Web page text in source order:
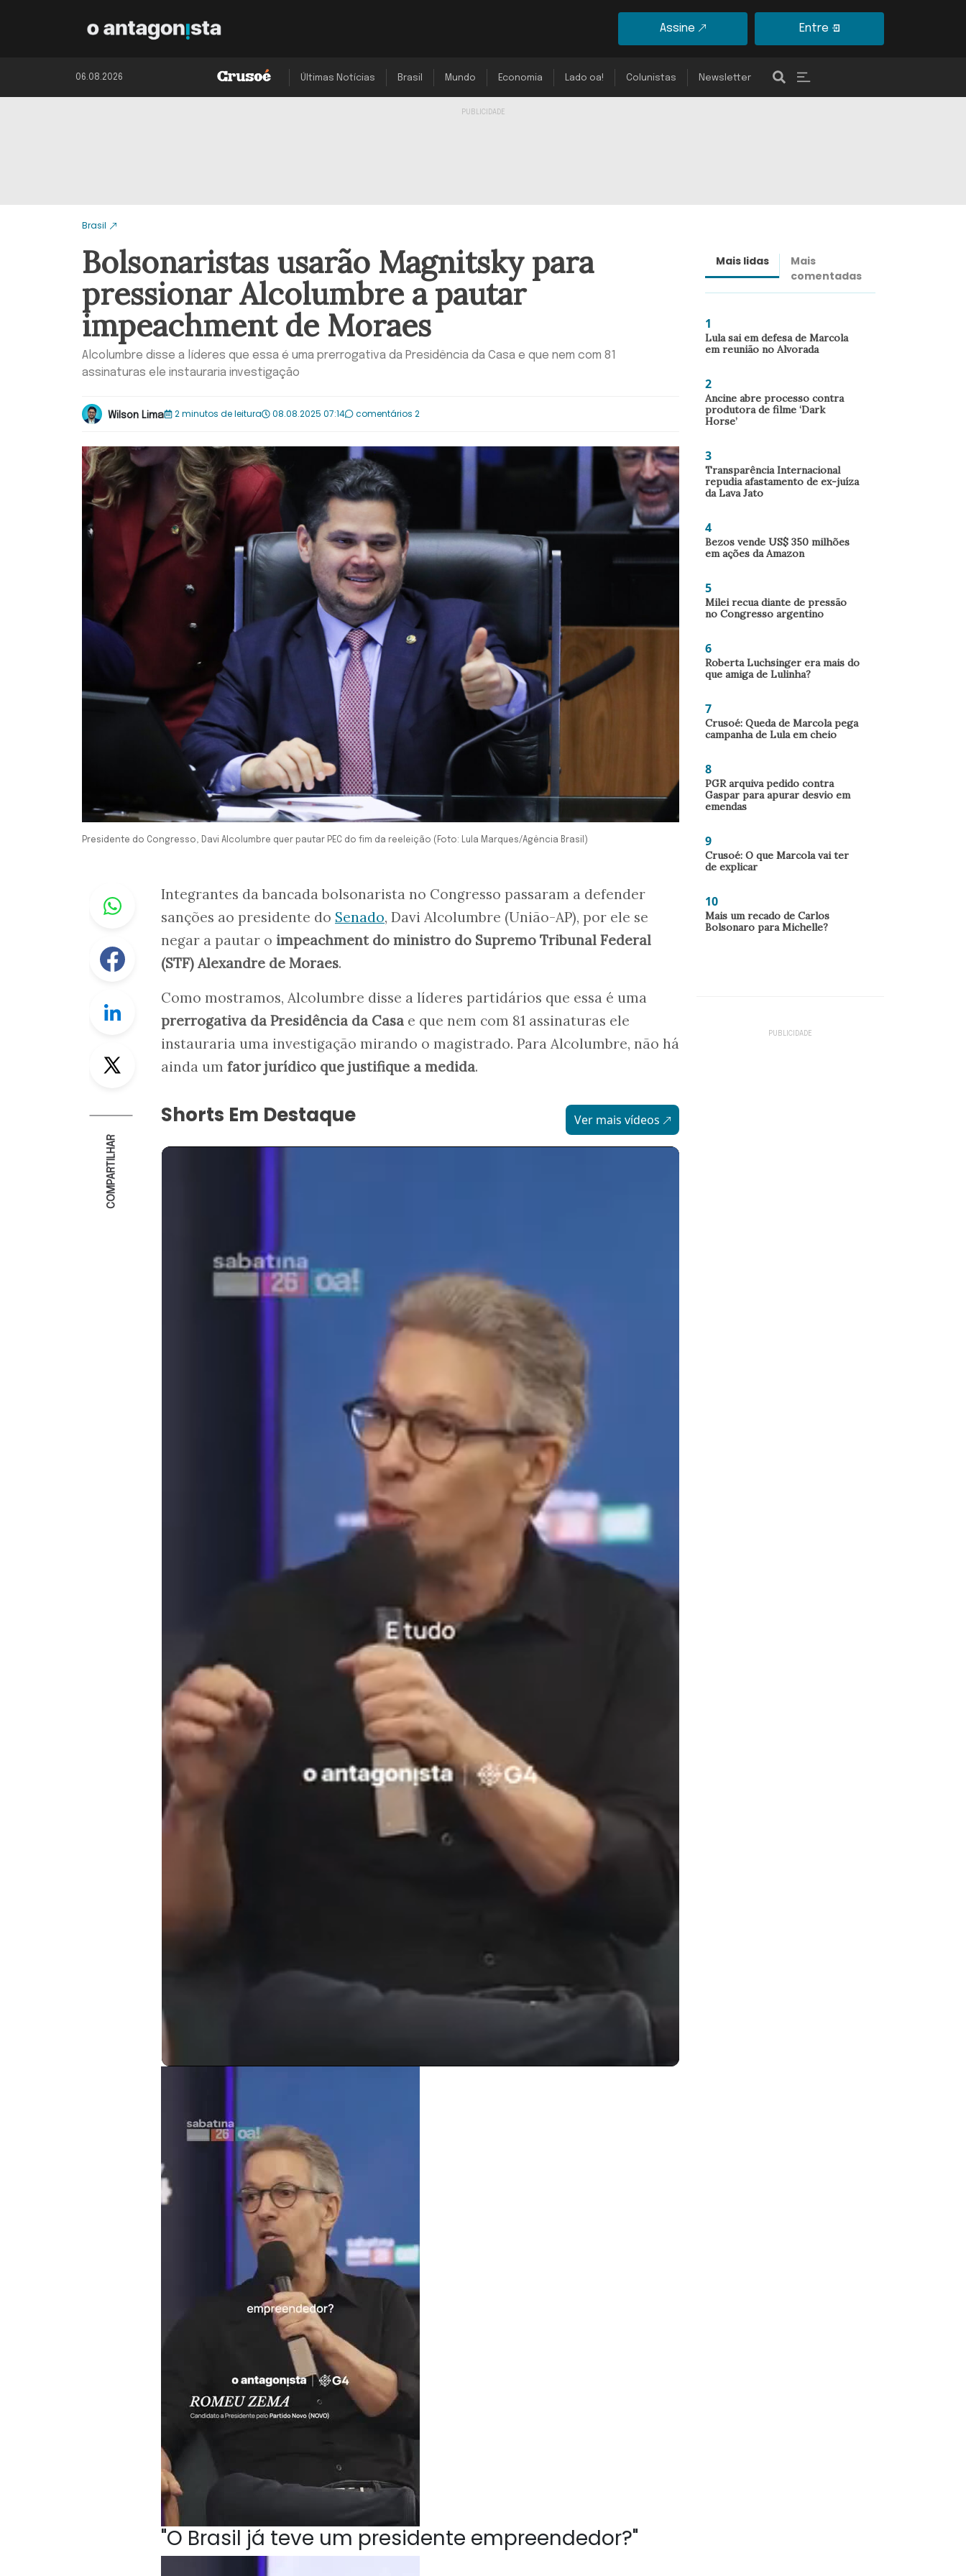
Assine Entre
06.08.2026 Últimas Notícias Brasil Mundo Economia Lado oa! Colunistas Newsletter
Brasil
Bolsonaristas usarão Magnitsky para
pressionar Alcolumbre a pautar
impeachment de Moraes
Alcolumbre disse a líderes que essa é uma prerrogativa da Presidência da Casa e que nem com 81
assinaturas ele instauraria investigação
Wilson Lima 2 minutos de leitura 08.08.2025 07:14 comentários 2
Presidente do Congresso, Davi Alcolumbre quer pautar PEC do fim da reeleição (Foto: Lula Marques/Agência Brasil)
Whastapp
Facebook
Linkedin
Twitter
COMPARTILHAR
Integrantes da bancada bolsonarista no Congresso passaram a defender
sanções ao presidente do Senado, Davi Alcolumbre (União-AP), por ele se
negar a pautar o impeachment do ministro do Supremo Tribunal Federal
(STF) Alexandre de Moraes.
Como mostramos, Alcolumbre disse a líderes partidários que essa é uma
prerrogativa da Presidência da Casa e que nem com 81 assinaturas ele
instauraria uma investigação mirando o magistrado. Para Alcolumbre, não há
ainda um fator jurídico que justifique a medida.
Shorts Em Destaque Ver mais vídeos
"O Brasil já teve um presidente empreendedor?"
Mais lidas
Mais
comentadas
1
Lula sai em defesa de Marcola
em reunião no Alvorada
2
Ancine abre processo contra
produtora de filme ‘Dark
Horse’
3
Transparência Internacional
repudia afastamento de ex-juíza
da Lava Jato
4
Bezos vende US$ 350 milhões
em ações da Amazon
5
Milei recua diante de pressão
no Congresso argentino
6
Roberta Luchsinger era mais do
que amiga de Lulinha?
7
Crusoé: Queda de Marcola pega
campanha de Lula em cheio
8
PGR arquiva pedido contra
Gaspar para apurar desvio em
emendas
9
Crusoé: O que Marcola vai ter
de explicar
10
Mais um recado de Carlos
Bolsonaro para Michelle?